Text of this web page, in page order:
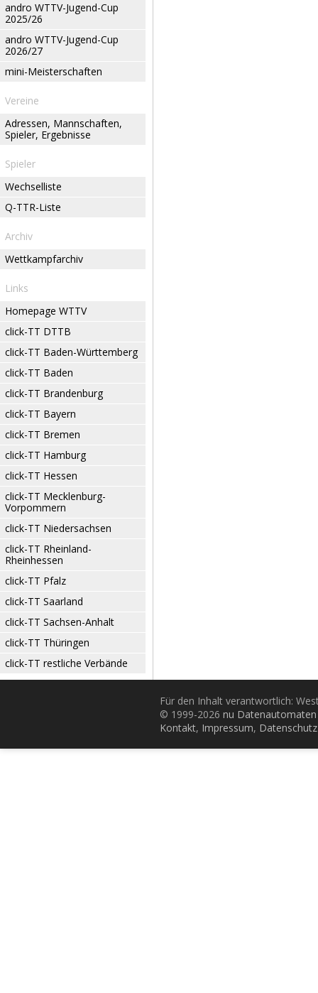
andro WTTV-Jugend-Cup
2025/26
andro WTTV-Jugend-Cup
2026/27
mini-Meisterschaften
Vereine
Adressen, Mannschaften,
Spieler, Ergebnisse
Spieler
Wechselliste
Q-TTR-Liste
Archiv
Wettkampfarchiv
Links
Homepage WTTV
click-TT DTTB
click-TT Baden-Württemberg
click-TT Baden
click-TT Brandenburg
click-TT Bayern
click-TT Bremen
click-TT Hamburg
click-TT Hessen
click-TT Mecklenburg-
Vorpommern
click-TT Niedersachsen
click-TT Rheinland-
Rheinhessen
click-TT Pfalz
click-TT Saarland
click-TT Sachsen-Anhalt
click-TT Thüringen
click-TT restliche Verbände
Für den Inhalt verantwortlich:
© 1999-2026 nu
Kontakt, Impressum, Datenschutz